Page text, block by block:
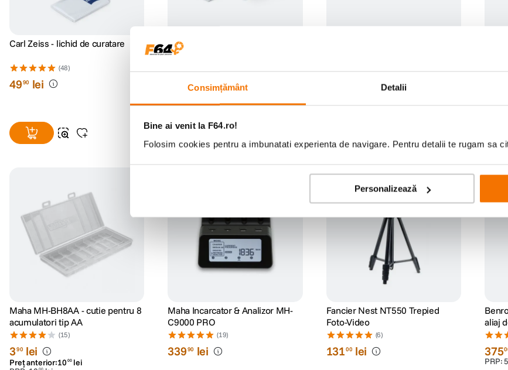
Consimțământ Detalii
Bine ai venit la F64.ro!
Folosim cookies pentru a imbunatati experienta de navigare. Pentru detalii te rugam sa
Personalizează
Carl Zeiss - lichid de curatare
(48)
4990 lei
Carl Zeiss Lens Cleaning Kit
lei
Maha MH-BH8AA - cutie pentru 8
acumulatori tip AA
(15)
390 lei
Preț anterior:10 00 lei
Maha Incarcator & Analizor MH-
C9000 PRO
(19)
33990 lei
Fancier Nest NT550 Trepied
Foto-Video
(6)
13100 lei
aliaj
375
PRP: